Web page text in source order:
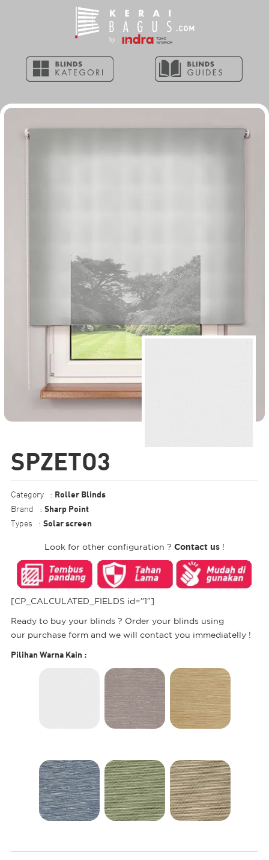
SPZETO3
Category : Roller Blinds
Brand
: Sharp Point
Types
: Solar screen
Look for other configuration ? Contact us !
[CP_CALCULATED_FIELDS id=”1″]
Ready to buy your blinds ? Order your blinds using
our purchase form and we will contact you immediatelly !
Pilihan Warna Kain :